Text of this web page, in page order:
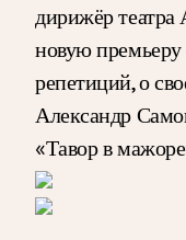
дирижёр театра
новую
репетиций, о
Александр
«Тавор в